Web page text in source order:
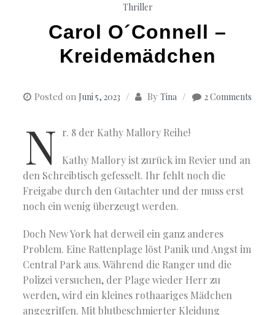
Thriller
Carol O´Connell –
Kreidemädchen
Posted on Juni 5, 2023 By Tina 2 Comments
N r. 8 der Kathy Mallory Reihe!
Kathy Mallory ist zurück im Revier und an
den Schreibtisch gefesselt. Ihr fehlt noch die
Freigabe durch den Gutachter und der muss erst
noch ein wenig überzeugt werden.
Doch New York hat derweil ein ganz anderes
Problem. Eine Rattenplage löst Panik und Angst im
Central Park aus. Während die Ranger und die
Polizei versuchen, der Plage wieder Herr zu
werden, wird ein kleines rothaariges Mädchen
angegriffen. Mit blutbeschmierter Kleidung